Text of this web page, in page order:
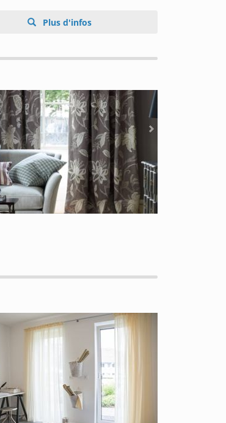
Plus d'infos